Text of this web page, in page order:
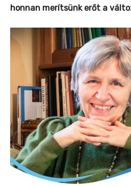
honnan merítsünk erőt a